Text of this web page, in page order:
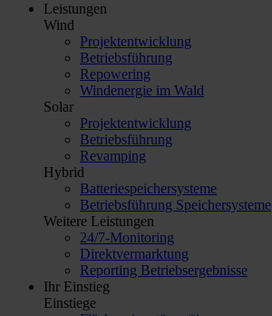
Leistungen
Wind
Projektentwicklung
Betriebsführung
Repowering
Windenergie im Wald
Solar
Projektentwicklung
Betriebsführung
Revamping
Hybrid
Batteriespeichersysteme
Betriebsführung Speichersysteme
Weitere Leistungen
24/7-Monitoring
Direktvermarktung
Reporting Betriebsergebnisse
Ihr Einstieg
Einstiege